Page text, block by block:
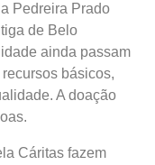
Pedreira Prado
de Belo
ainda passam
básicos,
A doação
Cáritas fazem